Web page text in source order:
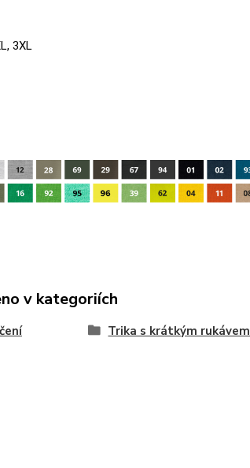
3XL
v kategoriích
Trika s krátkým rukávem